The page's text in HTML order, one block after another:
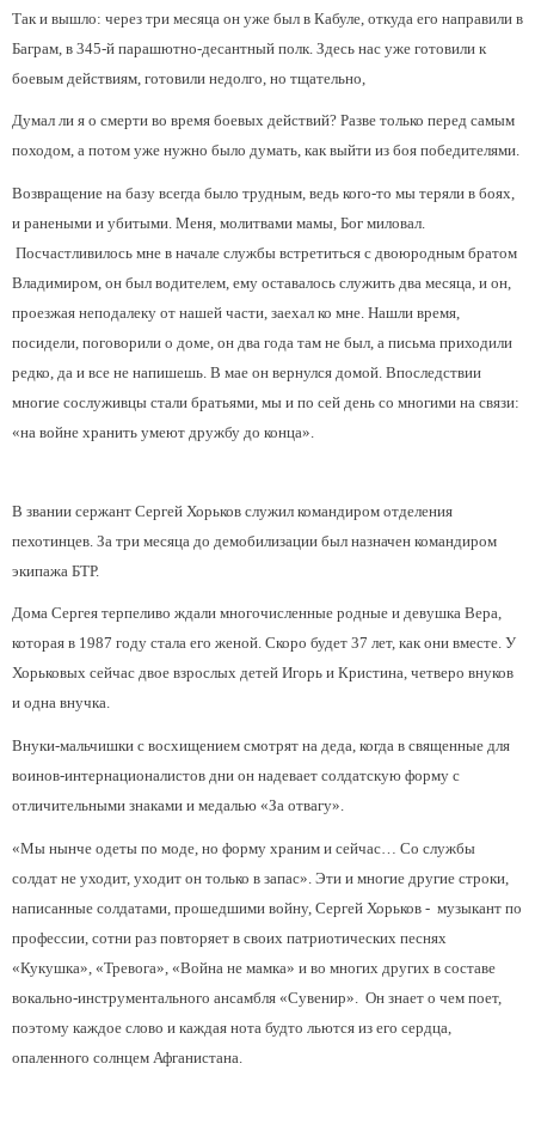
Так и вышло: через три месяца он уже был в Кабуле, откуда его направили в
Баграм, в 345-й парашютно-десантный полк. Здесь нас уже готовили к
боевым действиям, готовили недолго, но тщательно,
Думал ли я о смерти во время боевых действий? Разве только перед самым
походом, а потом уже нужно было думать, как выйти из боя победителями.
Возвращение на базу всегда было трудным, ведь кого-то мы теряли в боях,
и ранеными и убитыми. Меня, молитвами мамы, Бог миловал.
Посчастливилось мне в начале службы встретиться с двоюродным братом
Владимиром, он был водителем, ему оставалось служить два месяца, и он,
проезжая неподалеку от нашей части, заехал ко мне. Нашли время,
посидели, поговорили о доме, он два года там не был, а письма приходили
редко, да и все не напишешь. В мае он вернулся домой. Впоследствии
многие сослуживцы стали братьями, мы и по сей день со многими на связи:
«на войне хранить умеют дружбу до конца».
В звании сержант Сергей Хорьков служил командиром отделения
пехотинцев. За три месяца до демобилизации был назначен командиром
экипажа БТР.
Дома Сергея терпеливо ждали многочисленные родные и девушка Вера,
которая в 1987 году стала его женой. Скоро будет 37 лет, как они вместе. У
Хорьковых сейчас двое взрослых детей Игорь и Кристина, четверо внуков
и одна внучка.
Внуки-мальчишки с восхищением смотрят на деда, когда в священные для
воинов-интернационалистов дни он надевает солдатскую форму с
отличительными знаками и медалью «За отвагу».
«Мы нынче одеты по моде, но форму храним и сейчас… Со службы
солдат не уходит, уходит он только в запас». Эти и многие другие строки,
написанные солдатами, прошедшими войну, Сергей Хорьков - музыкант по
профессии, сотни раз повторяет в своих патриотических песнях
«Кукушка», «Тревога», «Война не мамка» и во многих других в составе
вокально-инструментального ансамбля «Сувенир». Он знает о чем поет,
поэтому каждое слово и каждая нота будто льются из его сердца,
опаленного солнцем Афганистана.